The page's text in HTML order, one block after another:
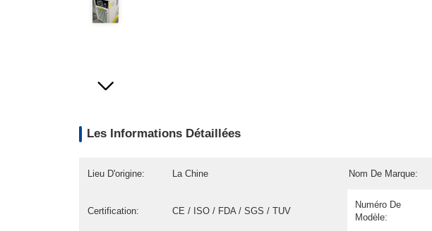
Les Informations Détaillées
Lieu D'origine: La Chine Nom De Marque:
Certification: CE / ISO / FDA / SGS / TUV
Numéro De
Modèle: